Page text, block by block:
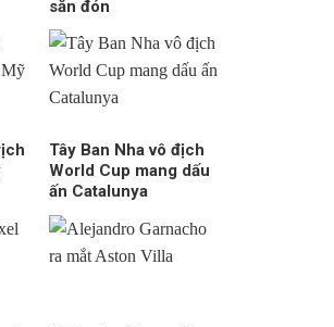
săn đón
Tây Ban Nha vô địch
World Cup mang dấu
ấn Catalunya